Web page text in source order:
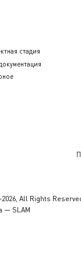
стадия
All Rights
— SLAM